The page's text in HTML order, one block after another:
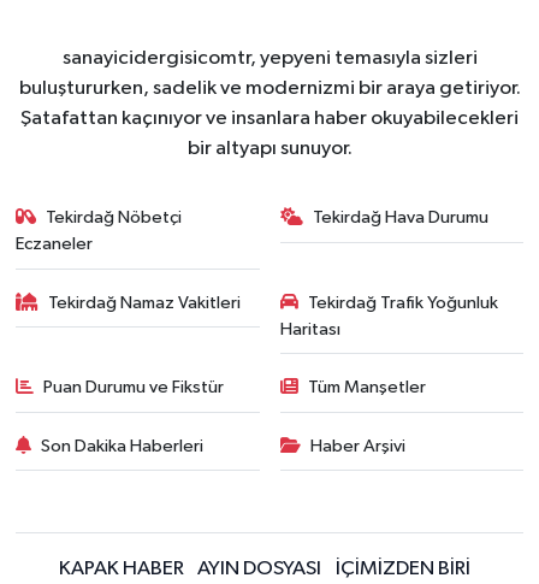
sanayicidergisicomtr, yepyeni temasıyla sizleri
buluştururken, sadelik ve modernizmi bir araya getiriyor.
Şatafattan kaçınıyor ve insanlara haber okuyabilecekleri
bir altyapı sunuyor.
Tekirdağ Nöbetçi
Eczaneler
Tekirdağ Hava Durumu
Tekirdağ Namaz Vakitleri
Tekirdağ Trafik Yoğunluk
Haritası
Puan Durumu ve Fikstür Tüm Manşetler
Son Dakika Haberleri Haber Arşivi
KAPAK HABER AYIN DOSYASI İÇİMİZDEN BİRİ